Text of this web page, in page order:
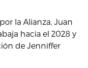
la Alianza, Juan
hacia el 2028 y
de Jenniffer